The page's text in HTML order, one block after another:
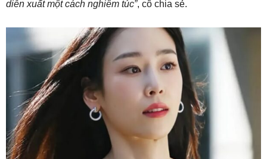
diễn xuất một cách nghiêm túc”, cô chia sẻ.